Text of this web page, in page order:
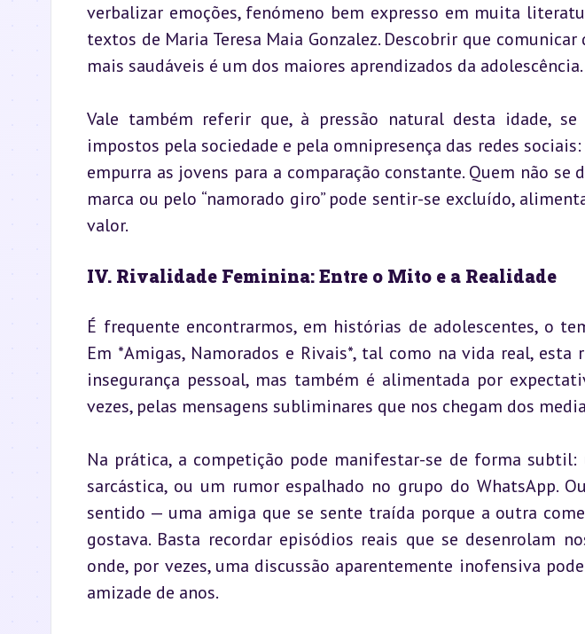
verbalizar emoções, fenómeno bem expresso em muita
textos de Maria Teresa Maia Gonzalez. Descobrir que
mais saudáveis é um dos maiores aprendizados da adolescência.
Vale também referir que, à pressão natural desta idade,
impostos pela sociedade e pela omnipresença das redes
empurra as jovens para a comparação constante. Quem não se
marca ou pelo “namorado giro” pode sentir-se excluído,
valor.
IV. Rivalidade Feminina: Entre o Mito e a Realidade
É frequente encontrarmos, em histórias de adolescentes, o
Em *Amigas, Namorados e Rivais*, tal como na vida real, esta
insegurança pessoal, mas também é alimentada por
vezes, pelas mensagens subliminares que nos chegam dos
Na prática, a competição pode manifestar-se de forma subtil:
sarcástica, ou um rumor espalhado no grupo do WhatsApp.
sentido — uma amiga que se sente traída porque a outra
gostava. Basta recordar episódios reais que se desenrolam
onde, por vezes, uma discussão aparentemente inofensiva
amizade de anos.